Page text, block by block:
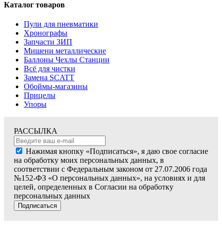
Каталог товаров
Пули для пневматики
Хронографы
Запчасти ЗИП
Мишени металлические
Баллоны Чехлы Станции
Всё для чистки
Замена SCATT
Обоймы-магазины
Прицелы
Упоры
РАССЫЛКА
Нажимая кнопку «Подписаться», я даю свое согласие
на обработку моих персональных данных, в
соответствии с Федеральным законом от 27.07.2006 года
№152-ФЗ «О персональных данных», на условиях и для
целей, определенных в Согласии на обработку
персональных данных
Подписаться